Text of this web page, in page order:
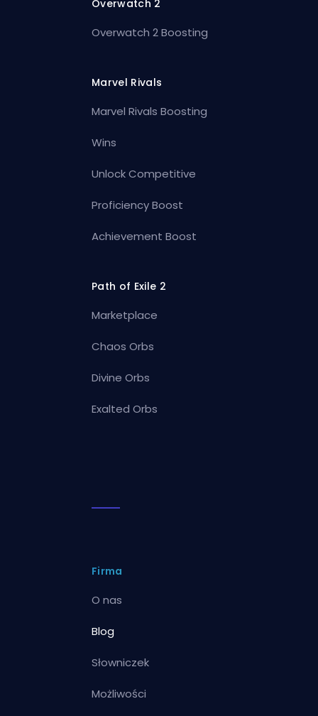
Overwatch 2
Overwatch 2 Boosting
Marvel Rivals
Marvel Rivals Boosting
Wins
Unlock Competitive
Proficiency Boost
Achievement Boost
Path of Exile 2
Marketplace
Chaos Orbs
Divine Orbs
Exalted Orbs
Firma
O nas
Blog
Słowniczek
Możliwości